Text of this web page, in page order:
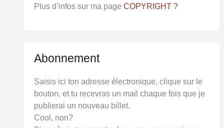
Plus d’infos sur ma page COPYRIGHT ?
Abonnement
Saisis ici ton adresse électronique, clique sur le
bouton, et tu recevras un mail chaque fois que je
publierai un nouveau billet.
Cool, non?